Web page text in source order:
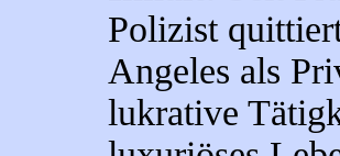
Polizist
Angeles als
lukrative